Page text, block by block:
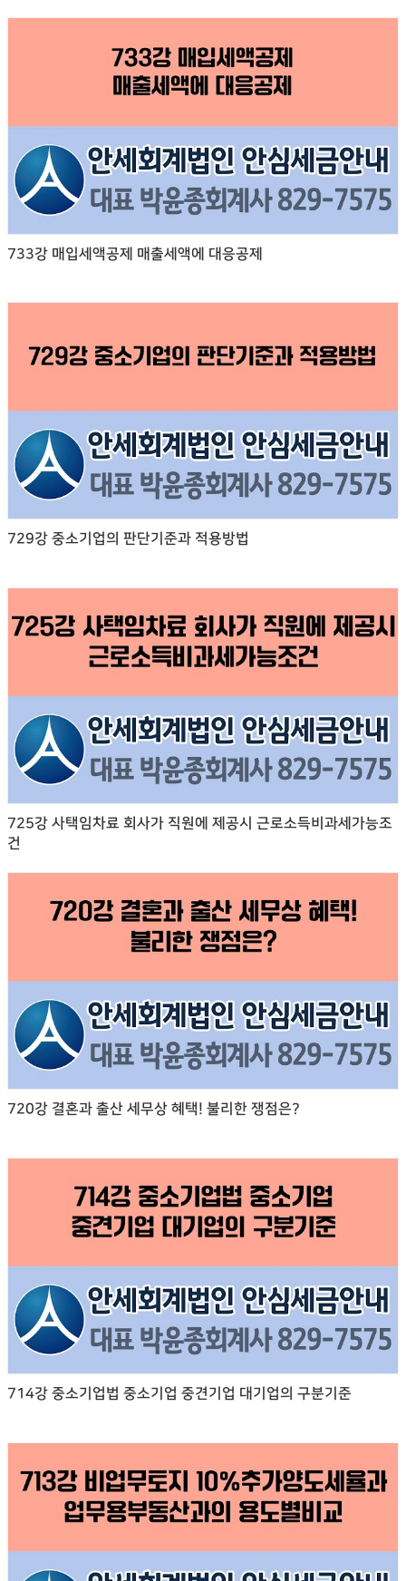
733강 매입세액공제 매출세액에 대응공제
729강 중소기업의 판단기준과 적용방법
725강 사택임차료 회사가 직원에 제공시 근로소득비과세가능조
건
720강 결혼과 출산 세무상 혜택! 불리한 쟁점은?
714강 중소기업법 중소기업 중견기업 대기업의 구분기준